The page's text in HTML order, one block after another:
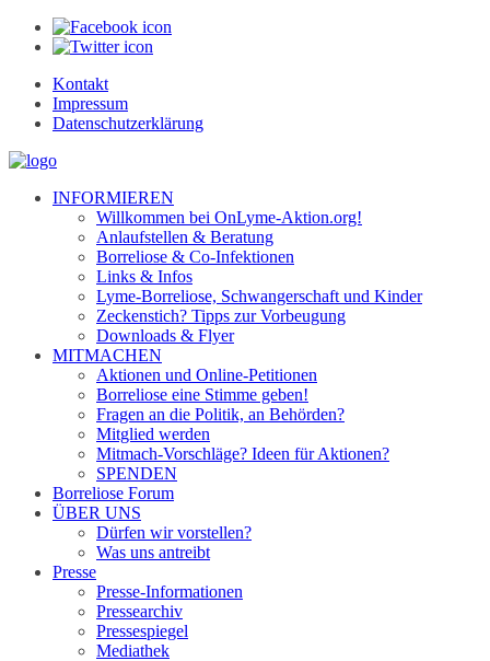
Kontakt
Impressum
Datenschutzerklärung
INFORMIEREN
Willkommen bei OnLyme-Aktion.org!
Anlaufstellen & Beratung
Borreliose & Co-Infektionen
Links & Infos
Lyme-Borreliose, Schwangerschaft und Kinder
Zeckenstich? Tipps zur Vorbeugung
Downloads & Flyer
MITMACHEN
Aktionen und Online-Petitionen
Borreliose eine Stimme geben!
Fragen an die Politik, an Behörden?
Mitglied werden
Mitmach-Vorschläge? Ideen für Aktionen?
SPENDEN
Borreliose Forum
ÜBER UNS
Dürfen wir vorstellen?
Was uns antreibt
Presse
Presse-Informationen
Pressearchiv
Pressespiegel
Mediathek